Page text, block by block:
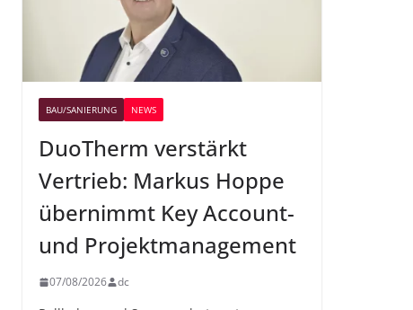
BAU/SANIERUNG NEWS
DuoTherm verstärkt
Vertrieb: Markus Hoppe
übernimmt Key Account-
und Projektmanagement
07/08/2026 dc